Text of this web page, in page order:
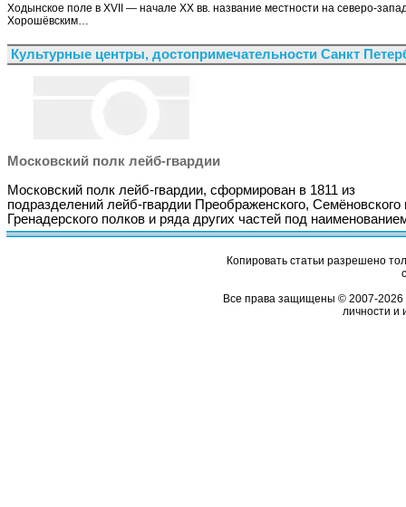
Ходынское поле в XVII — начале XX вв. название местности на северо-
Хорошёвским…
Культурные центры, достопримечательности Санкт
Московский полк лейб-гвардии
Московский полк лейб-гвардии, сформирован в 1811 из
подразделений лейб-гвардии Преображенского, Семёновского
Гренадерского полков и ряда других частей под
Копировать статьи разрешено
Все права защищены © 2007-2026
личности и